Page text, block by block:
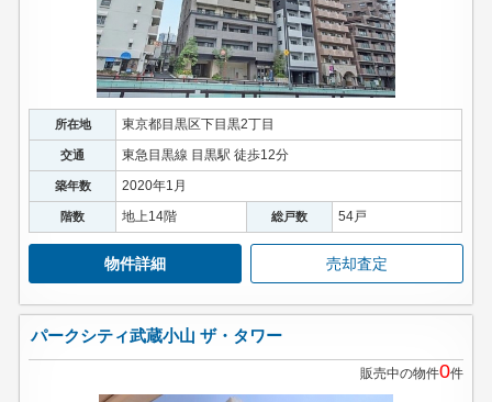
所在地 東京都目黒区下目黒2丁目
交通 東急目黒線 目黒駅 徒歩12分
築年数 2020年1月
階数 地上14階 総戸数 54戸
物件詳細 売却査定
パークシティ武蔵小山 ザ・タワー
販売中の物件0件